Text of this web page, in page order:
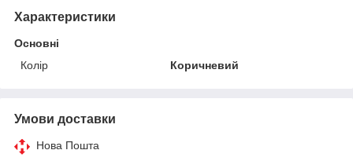
Характеристики
Основні
Колір
Коричневий
Умови доставки
Нова Пошта